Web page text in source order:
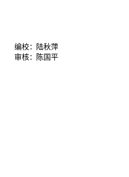
编校： 陆秋萍
审核： 陈国平